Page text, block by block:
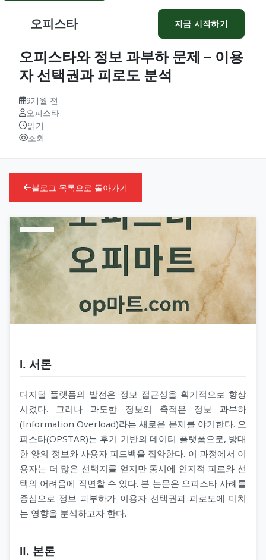
오피스타 지금 시작하기
오피스타와 정보 과부하 문제 – 이용
자 선택권과 피로도 분석
9개월 전
오피스타
읽기
조회
블로그 목록으로 돌아가기
Ⅰ. 서론
디지털 플랫폼의 발전은 정보 접근성을 획기적으로 향상
시켰다. 그러나 과도한 정보의 축적은 정보 과부하
(Information Overload)라는 새로운 문제를 야기한다. 오
피스타(OPSTAR)는 후기 기반의 데이터 플랫폼으로, 방대
한 양의 정보와 사용자 피드백을 집약한다. 이 과정에서 이
용자는 더 많은 선택지를 얻지만 동시에 인지적 피로와 선
택의 어려움에 직면할 수 있다. 본 논문은 오피스타 사례를
중심으로 정보 과부하가 이용자 선택권과 피로도에 미치
는 영향을 분석하고자 한다.
Ⅱ. 본론